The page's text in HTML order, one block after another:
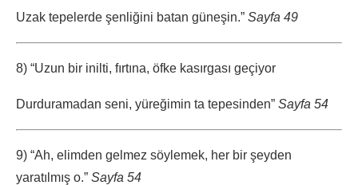
Uzak tepelerde şenliğini batan güneşin.” Sayfa 49
8) “Uzun bir inilti, fırtına, öfke kasırgası geçiyor
Durduramadan seni, yüreğimin ta tepesinden” Sayfa 54
9) “Ah, elimden gelmez söylemek, her bir şeyden
yaratılmış o.” Sayfa 54